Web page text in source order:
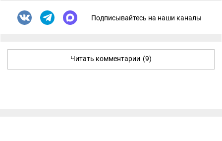
Подписывайтесь на наши каналы
Читать комментарии (9)